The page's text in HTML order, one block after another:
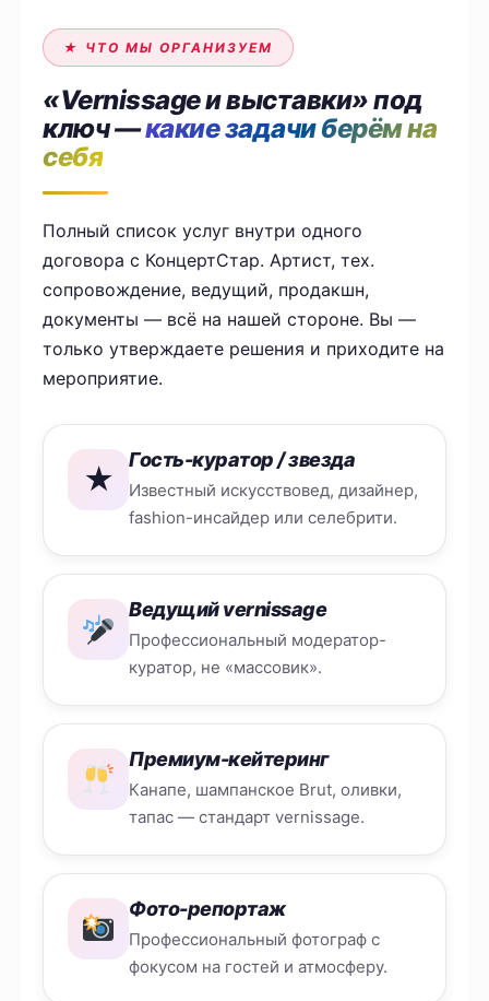
★ ЧТО МЫ ОРГАНИЗУЕМ
«Vernissage и выставки» под
ключ —какие задачи берём на
себя
Полный список услуг внутри одного
договора с КонцертСтар. Артист, тех.
сопровождение, ведущий, продакшн,
документы — всё на нашей стороне. Вы —
только утверждаете решения и приходите на
мероприятие.
★
Гость-куратор / звезда
Известный искусствовед, дизайнер,
fashion-инсайдер или селебрити.
Ведущий vernissage
Профессиональный модератор-
куратор, не «массовик».
Премиум-кейтеринг
Канапе, шампанское Brut, оливки,
тапас — стандарт vernissage.
Фото-репортаж
Профессиональный фотограф с
фокусом на гостей и атмосферу.